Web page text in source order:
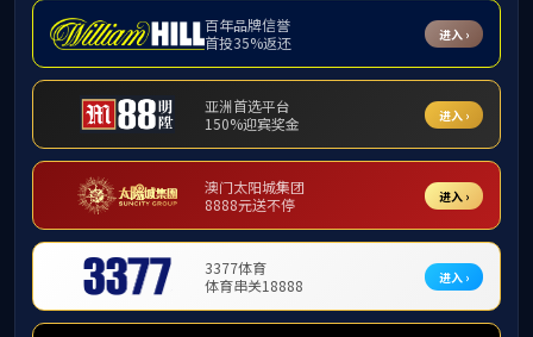
地址：桂林市雁山区雁山街